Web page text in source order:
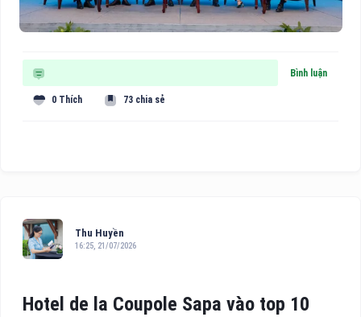
Bình luận
0 Thích 73 chia sẻ
Thu Huyền
16:25, 21/07/2026
Hotel de la Coupole Sapa vào top 10